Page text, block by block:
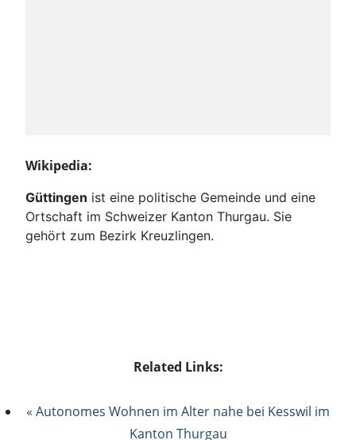
Wikipedia:
Güttingen ist eine politische Gemeinde und eine
Ortschaft im Schweizer Kanton Thurgau. Sie
gehört zum Bezirk Kreuzlingen.
Related Links:
« Autonomes Wohnen im Alter nahe bei Kesswil im
Kanton Thurgau